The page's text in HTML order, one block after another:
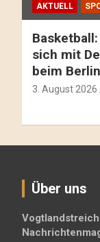
AKTUELL
sich mit
beim
3. August 2026
Über uns